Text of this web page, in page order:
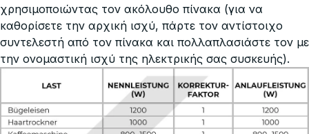
χρησιμοποιώντας τον ακόλουθο πίνακα (για να
καθορίσετε την αρχική ισχύ, πάρτε τον αντίστοιχο
συντελεστή από τον πίνακα και πολλαπλασιάστε τον με
την ονομαστική ισχύ της ηλεκτρικής σας συσκευής).